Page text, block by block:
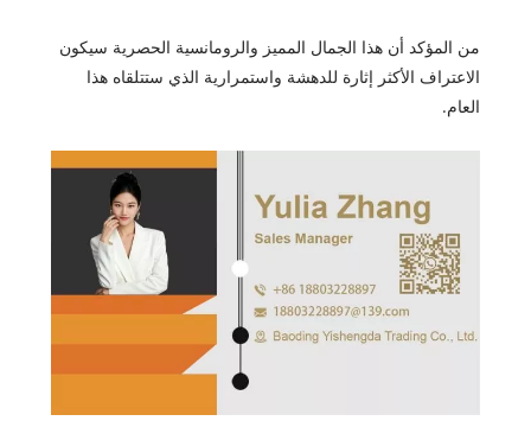
من المؤكد أن هذا الجمال المميز والرومانسية الحصرية سيكون
الاعتراف الأكثر إثارة للدهشة واستمرارية الذي ستتلقاه هذا
العام.